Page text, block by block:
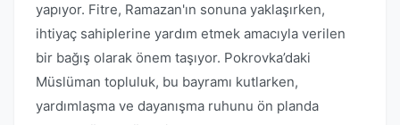
yapıyor. Fitre, Ramazan'ın sonuna yaklaşırken,
ihtiyaç sahiplerine yardım etmek amacıyla verilen
bir bağış olarak önem taşıyor. Pokrovka’daki
Müslüman topluluk, bu bayramı kutlarken,
yardımlaşma ve dayanışma ruhunu ön planda